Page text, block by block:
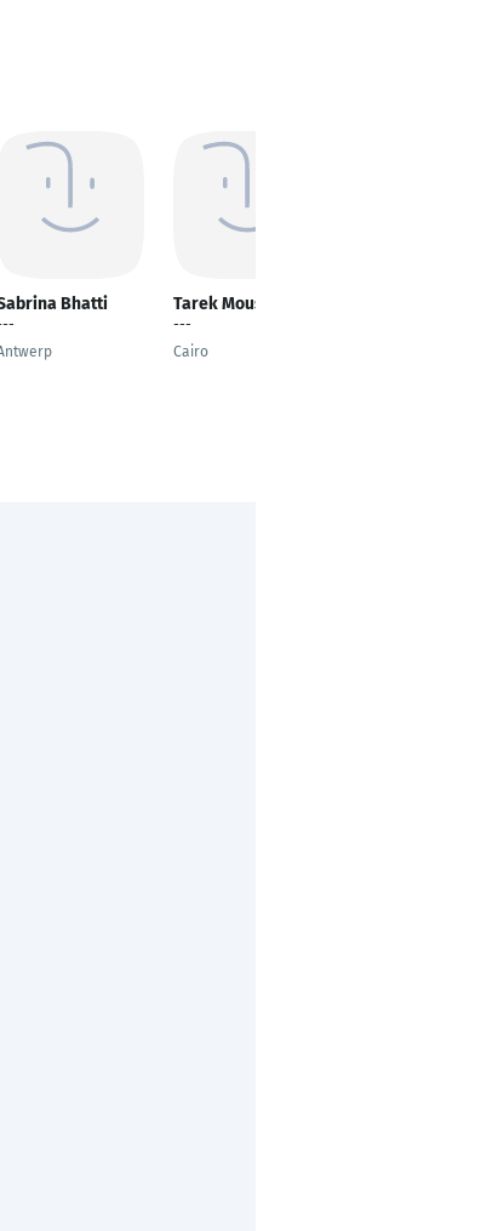
Bhatti Tarek Moussa
---
Cairo